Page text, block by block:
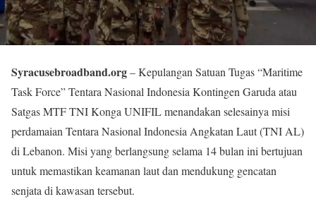
Syracusebroadband.org– Kepulangan Satuan Tugas “Maritime
Task Force” Tentara Nasional Indonesia Kontingen Garuda atau
Satgas MTF TNI Konga UNIFIL menandakan selesainya misi
perdamaian Tentara Nasional Indonesia Angkatan Laut (TNI AL)
di Lebanon. Misi yang berlangsung selama 14 bulan ini bertujuan
untuk memastikan keamanan laut dan mendukung gencatan
senjata di kawasan tersebut.